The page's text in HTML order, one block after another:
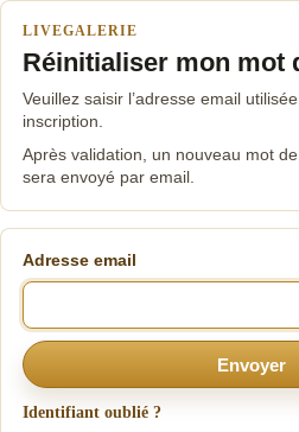
LIVEGALERIE
Réinitialiser mon mot
Veuillez saisir l’adresse email
inscription.
Après validation, un nouveau mot
sera envoyé par email.
Adresse email
Envoyer
Identifiant oublié ?